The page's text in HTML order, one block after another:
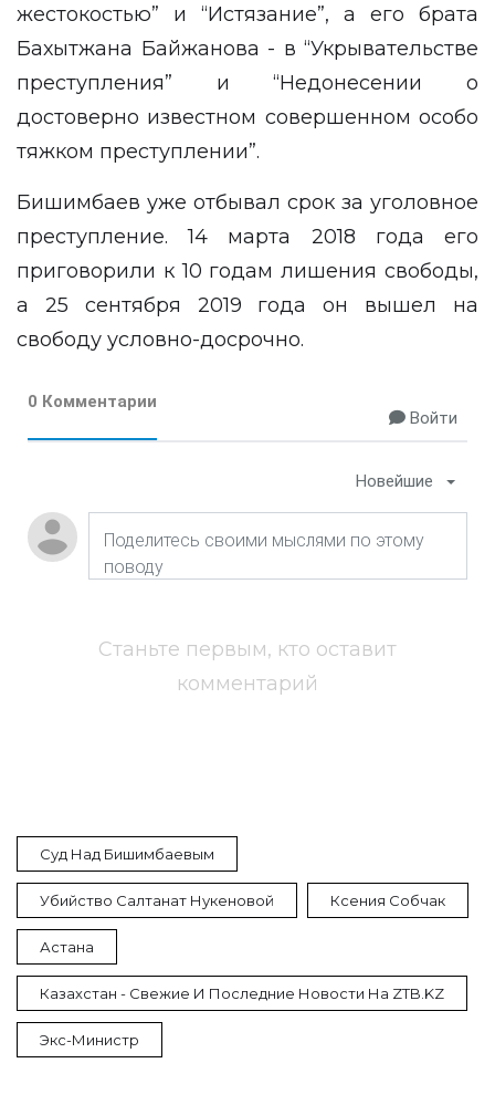
жестокостью” и “Истязание”, а его брата
Бахытжана Байжанова - в “Укрывательстве
преступления” и “Недонесении о
достоверно известном совершенном особо
тяжком преступлении”.
Бишимбаев уже отбывал срок за уголовное
преступление. 14 марта 2018 года его
приговорили к 10 годам лишения свободы,
а 25 сентября 2019 года он вышел на
свободу условно-досрочно.
0 Комментарии
Войти
Новейшие
Станьте первым, кто оставит
комментарий
Суд Над Бишимбаевым
Убийство Салтанат Нукеновой Ксения Собчак
Астана
Казахстан - Свежие И Последние Новости На ZTB.KZ
Экс-Министр